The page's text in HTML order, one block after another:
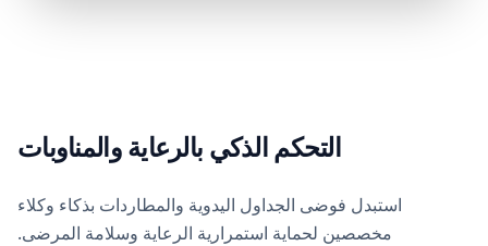
التحكم الذكي بالرعاية والمناوبات
استبدل فوضى الجداول اليدوية والمطاردات بذكاء وكلاء
مخصصين لحماية استمرارية الرعاية وسلامة المرضى.